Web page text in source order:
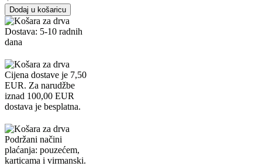
Dodaj u košaricu
Dostava: 5-10 radnih
dana
Cijena dostave je 7,50
EUR. Za narudžbe
iznad 100,00 EUR
dostava je besplatna.
Podržani načini
plaćanja: pouzećem,
karticama i virmanski.